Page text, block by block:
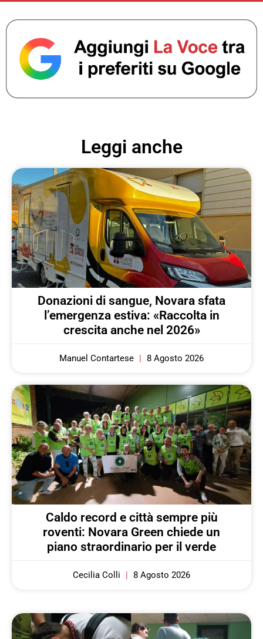
Leggi anche
Donazioni di sangue, Novara sfata
l’emergenza estiva: «Raccolta in
crescita anche nel 2026»
Manuel Contartese 8 Agosto 2026
Caldo record e città sempre più
roventi: Novara Green chiede un
piano straordinario per il verde
Cecilia Colli 8 Agosto 2026